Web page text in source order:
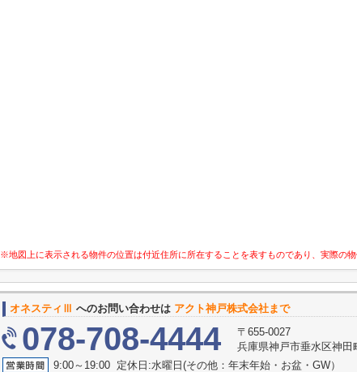
※地図上に表示される物件の位置は付近住所に所在することを表すものであり、実際の物
オネスティⅢ へのお問い合わせは アクト神戸株式会社まで
078-708-4444
〒655-0027
兵庫県神戸市垂水区神田
9:00～19:00 定休日:水曜日(その他：年末年始・お盆・GW）